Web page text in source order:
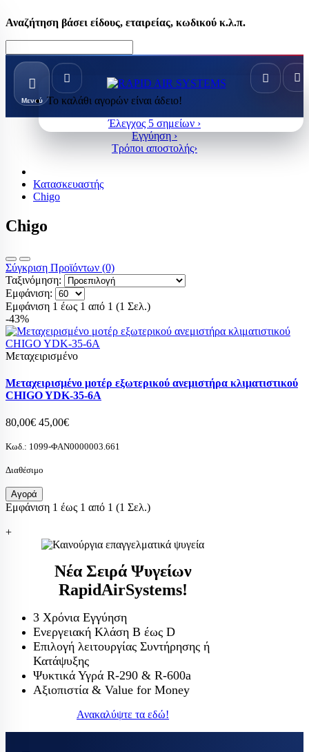
Αναζήτηση βάσει είδους, εταιρείας, κωδικού κ.λ.π.
Μενού Το καλάθι αγορών είναι άδειο!
Έλεγχος 5 σημείων ›
Εγγύηση ›
Τρόποι αποστολής›
Κατασκευαστής
Chigo
Chigo
Σύγκριση Προϊόντων (0)
Ταξινόμηση:
Εμφάνιση:
Εμφάνιση 1 έως 1 από 1 (1 Σελ.)
-43%
Μεταχειρισμένο
Μεταχειρισμένο μοτέρ εξωτερικού ανεμιστήρα κλιματιστικού
CHIGO YDK-35-6A
80,00€ 45,00€
Κωδ.: 1099-ΦΑΝ0000003.661
Διαθέσιμο
Αγορά
Εμφάνιση 1 έως 1 από 1 (1 Σελ.)
+
Νέα Σειρά Ψυγείων
RapidAirSystems!
3 Χρόνια Εγγύηση
Ενεργειακή Κλάση Β έως D
Επιλογή λειτουργίας Συντήρησης ή
Κατάψυξης
Ψυκτικά Υγρά R-290 & R-600a
Αξιοπιστία & Value for Money
Ανακαλύψτε τα εδώ!